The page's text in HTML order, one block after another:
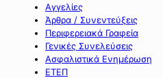
Αγγελίες
Άρθρα / Συνεντεύξεις
Περιφερειακά Γραφεία
Γενικές Συνελεύσεις
Ασφαλιστικά Ενημέρωση
ΕΤΕΠ